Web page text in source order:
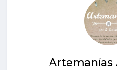
Artemanías